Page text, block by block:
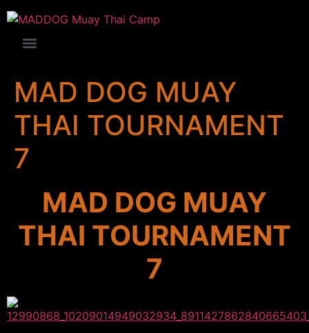
MAD DOG MUAY
THAI TOURNAMENT
7
MAD DOG MUAY
THAI TOURNAMENT
7